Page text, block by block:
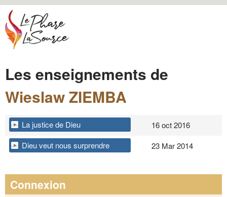
Le
Phare /
Source
Media
Les enseignements de
Wieslaw ZIEMBA
La justice de Dieu
16 oct 2016
Dieu veut nous surprendre
23 Mar 2014
Connexion